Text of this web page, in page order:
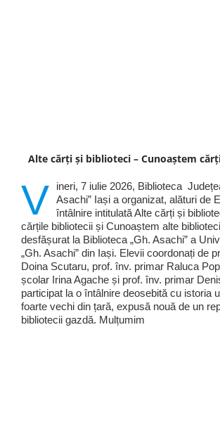
Alte cărți și biblioteci – Cunoaștem
V
ineri, 7 iulie 2026, Biblioteca
Asachi” Iași a organizat, alături de
întâlnire intitulată Alte cărți și
cărțile bibliotecii și Cunoaștem alte
desfășurat la Biblioteca „Gh. Asachi” a
„Gh. Asachi” din Iași. Elevii coordonați de
Doina Scutaru, prof. înv. primar Raluca
școlar Irina Agache și prof. înv. primar
participat la o întâlnire deosebită cu istoria
foarte vechi din țară, expusă nouă de un
bibliotecii gazdă. Mulțumim